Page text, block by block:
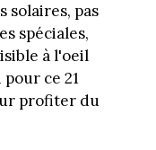
solaires, pas
spéciales,
à l'oeil
ce 21
profiter du